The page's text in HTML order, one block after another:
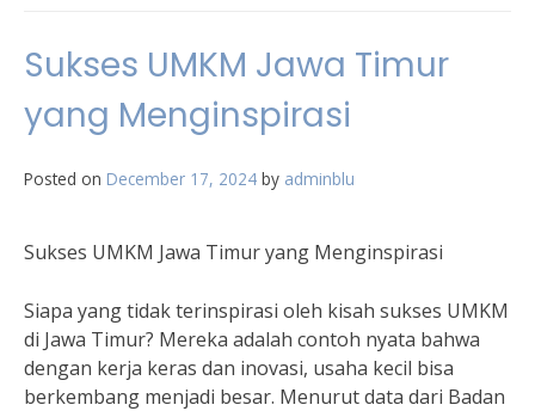
Sukses UMKM Jawa Timur
yang Menginspirasi
Posted on December 17, 2024 by adminblu
Sukses UMKM Jawa Timur yang Menginspirasi
Siapa yang tidak terinspirasi oleh kisah sukses UMKM
di Jawa Timur? Mereka adalah contoh nyata bahwa
dengan kerja keras dan inovasi, usaha kecil bisa
berkembang menjadi besar. Menurut data dari Badan